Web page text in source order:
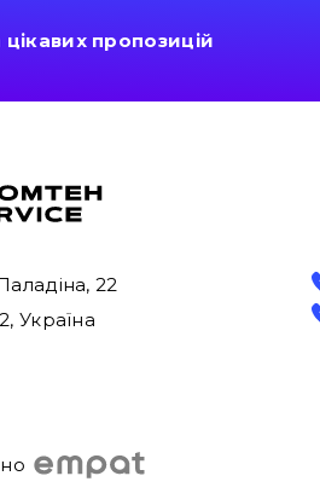
пропозицій
22
Україна